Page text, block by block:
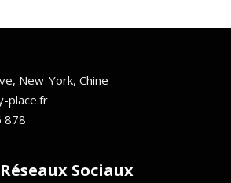
New-York, Chine
place.fr
878
Réseaux Sociaux